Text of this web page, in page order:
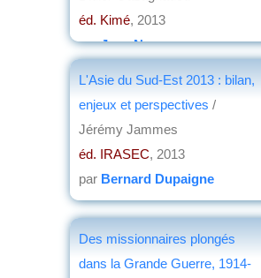
éd. Kimé, 2013
parJean Nemo
L'Asie du Sud-Est 2013 : bilan,
enjeux et perspectives /
Jérémy Jammes
éd. IRASEC, 2013
par Bernard Dupaigne
Des missionnaires plongés
dans la Grande Guerre, 1914-